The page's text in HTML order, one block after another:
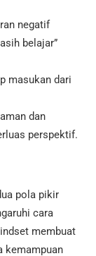
negatif
belajar”
masukan dari
dan
perspektif.
pola pikir
cara
membuat
kemampuan